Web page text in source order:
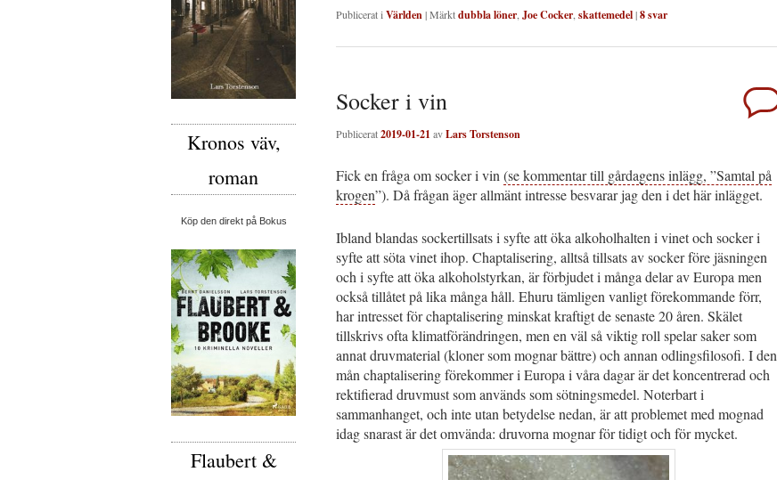
Publicerat i Världen|Märktdubbla löner Joe Cocker skattemedel|8svar
Socker i vin
Publicerat2019-01-21 avLars Torstenson
Fick en fråga om socker i vin (se kommentar till gårdagens inlägg, ”Samtal på
krogen”). Då frågan äger allmänt intresse besvarar jag den i det här inlägget.
Ibland blandas sockertillsats i syfte att öka alkoholhalten i vinet och socker i
syfte att söta vinet ihop. Chaptalisering, alltså tillsats av socker före jäsningen
och i syfte att öka alkoholstyrkan, är förbjudet i många delar av Europa men
också tillåtet på lika många håll. Ehuru tämligen vanligt förekommande förr,
har intresset för chaptalisering minskat kraftigt de senaste 20 åren. Skälet
tillskrivs ofta klimatförändringen, men en väl så viktig roll spelar saker som
annat druvmaterial (kloner som mognar bättre) och annan odlingsfilosofi. I den
mån chaptalisering förekommer i Europa i våra dagar är det koncentrerad och
rektifierad druvmust som används som sötningsmedel. Noterbart i
sammanhanget, och inte utan betydelse nedan, är att problemet med mognad
idag snarast är det omvända: druvorna mognar för tidigt och för mycket.
Kronos väv,
roman
Köp den direkt på Bokus
Flaubert &